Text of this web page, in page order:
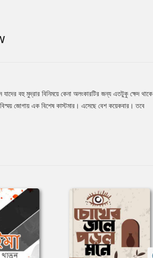
বহু মুদ্রার বিনিময়ে কেনা অলংকারটির জন্য এতটুকু ক্ষেদ থাকে
জোগায় এক বিশেষ কাস্টমার। এসেছে বেশ কয়েকবার। তবে